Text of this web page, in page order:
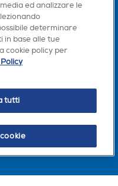
ed analizzare le
determinare
in base alle tue
cookie policy per
tutti